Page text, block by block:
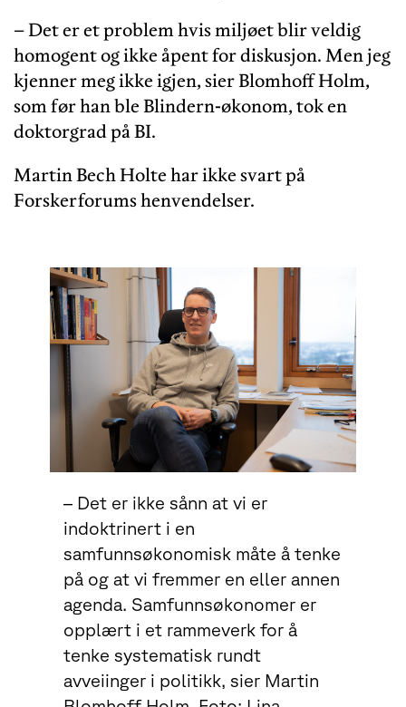
– Det er et problem hvis miljøet blir veldig
homogent og ikke åpent for diskusjon. Men jeg
kjenner meg ikke igjen, sier Blomhoff Holm,
som før han ble Blindern-økonom, tok en
doktorgrad på BI.
Martin Bech Holte har ikke svart på
Forskerforums henvendelser.
– Det er ikke sånn at vi er
indoktrinert i en
samfunnsøkonomisk måte å tenke
på og at vi fremmer en eller annen
agenda. Samfunnsøkonomer er
opplært i et rammeverk for å
tenke systematisk rundt
avveiinger i politikk, sier Martin